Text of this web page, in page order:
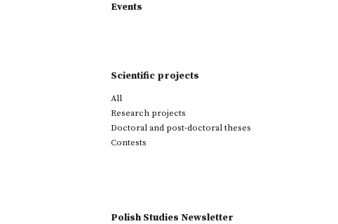
Events
Scientific projects
All
Research projects
Doctoral and post-doctoral theses
Contests
Polish Studies Newsletter